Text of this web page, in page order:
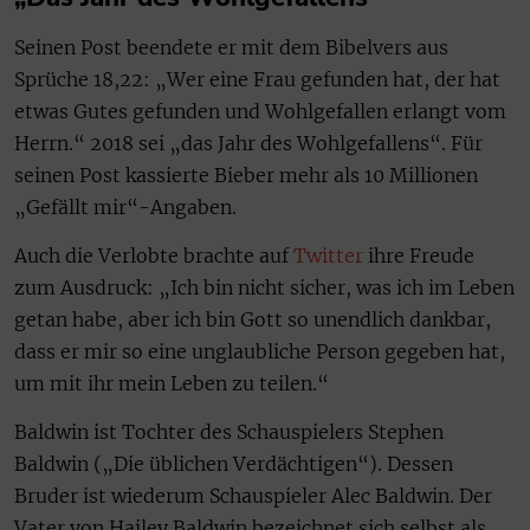
Seinen Post beendete er mit dem Bibelvers aus
Sprüche 18,22: „Wer eine Frau gefunden hat, der hat
etwas Gutes gefunden und Wohlgefallen erlangt vom
Herrn.“ 2018 sei „das Jahr des Wohlgefallens“. Für
seinen Post kassierte Bieber mehr als 10 Millionen
„Gefällt mir“-Angaben.
Auch die Verlobte brachte aufTwitter ihre Freude
zum Ausdruck: „Ich bin nicht sicher, was ich im Leben
getan habe, aber ich bin Gott so unendlich dankbar,
dass er mir so eine unglaubliche Person gegeben hat,
um mit ihr mein Leben zu teilen.“
Baldwin ist Tochter des Schauspielers Stephen
Baldwin („Die üblichen Verdächtigen“). Dessen
Bruder ist wiederum Schauspieler Alec Baldwin. Der